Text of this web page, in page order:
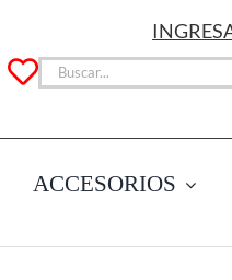
Buscar:
ACCESORIOS